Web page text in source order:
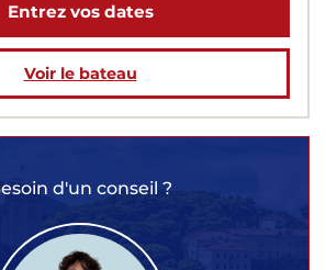
Entrez vos dates
Voir le bateau
d'un conseil ?